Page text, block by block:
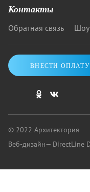
Контакты
Обратная связь
ВНЕСТИ ОПЛАТУ
© 2022 Архитектория
Веб-дизайн— DirectLine